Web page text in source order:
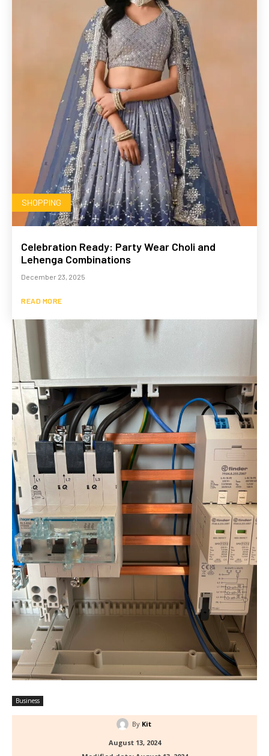
SHOPPING
Celebration Ready: Party Wear Choli and
Lehenga Combinations
December 23, 2025
READ MORE
Business
By Kit
August 13, 2024